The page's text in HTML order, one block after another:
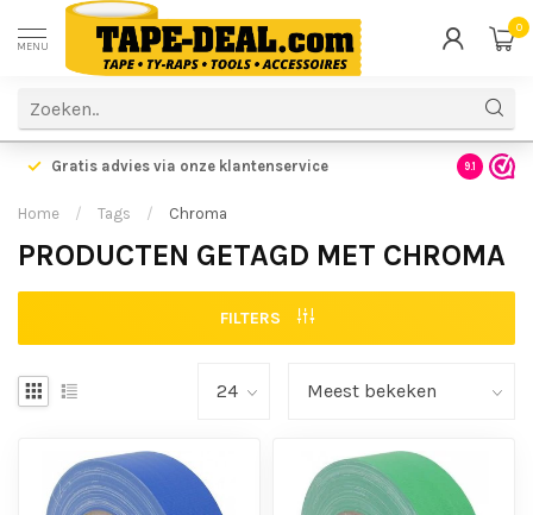
MENU
0
Gratis advies via onze klantenservice 9.1
Home / Tags / Chroma
PRODUCTEN GETAGD MET CHROMA
FILTERS